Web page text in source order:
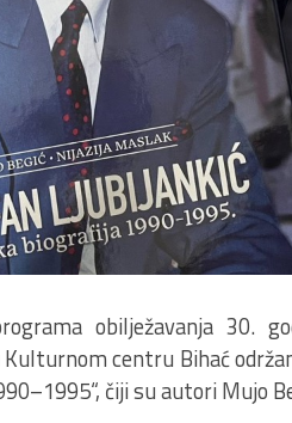
obilježavanja 30.
centru Bihać
čiji su autori Mujo